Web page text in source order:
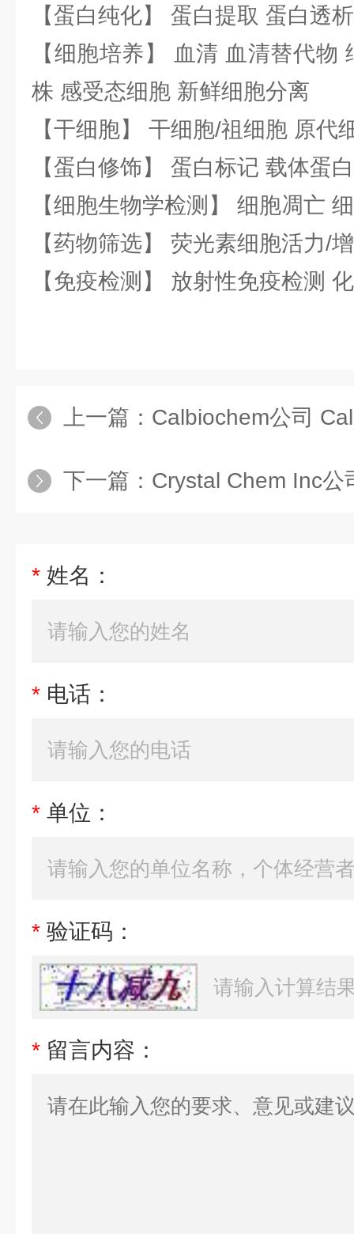
【蛋白纯化】 蛋白提取 蛋白透
【细胞培养】 血清 血清替代物
株 感受态细胞 新鲜细胞分离
【干细胞】 干细胞/祖细胞 原代
【蛋白修饰】 蛋白标记 载体蛋
【细胞生物学检测】 细胞凋亡
【药物筛选】 荧光素细胞活力/
【免疫检测】 放射性免疫检测
上一篇： Calbiochem公司
下一篇： Crystal Chem Inc公司
* 姓名：
* 电话：
* 单位：
* 验证码：
* 留言内容：